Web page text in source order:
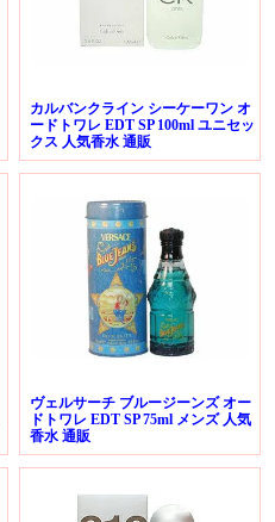
カルバンクライン シーケーワン オ
ードトワレ EDT SP 100ml ユニセッ
クス 人気香水 通販
ヴェルサーチ ブルージーンズ オー
ドトワレ EDT SP 75ml メンズ 人気
香水 通販